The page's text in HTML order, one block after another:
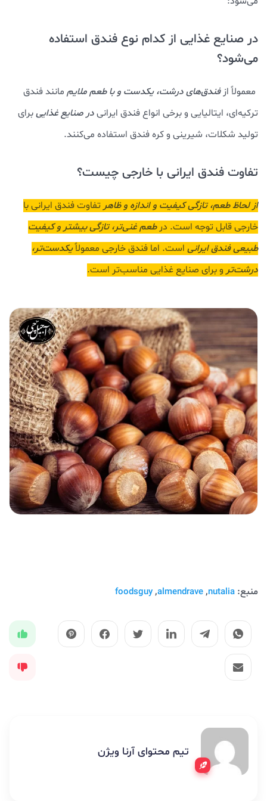
در صنایع غذایی از کدام نوع فندق استفاده
می‌شود؟
معمولاً ازفندق‌های درشت، یکدست و با طعم ملایم مانند فندق
ترکیه‌ای، ایتالیایی و برخی انواع فندق ایرانیدر صنایع غذاییبرای
تولید شکلات، شیرینی و کره فندق استفاده می‌کنند.
تفاوت فندق ایرانی با خارجی چیست؟
از لحاظ طعم، تازگی کیفیت و اندازه و ظاهر تفاوت فندق ایرانی با
خارجی قابل توجه است. درطعم غنی‌تر، تازگی بیشتر و کیفیت
طبیعی فندق ایرانی است. اما فندق خارجی معمولاًیکدست‌تر،
درشت‌تر و برای صنایع غذایی مناسب‌تر است.
منبع: nutalia
,
almendrave
,
foodsguy
تیم محتوای آرنا ویژن